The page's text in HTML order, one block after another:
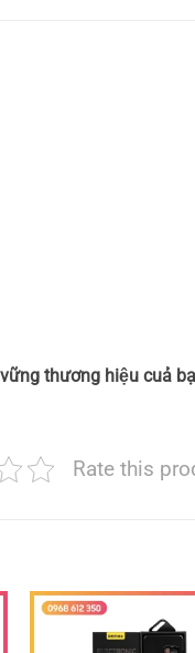
thương hiệu cuả
Rate this